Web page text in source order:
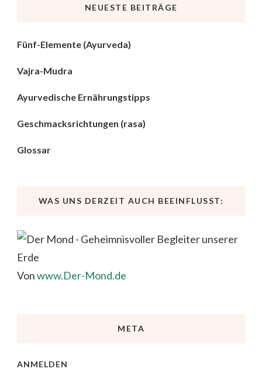
NEUESTE BEITRÄGE
Fünf-Elemente (Ayurveda)
Vajra-Mudra
Ayurvedische Ernährungstipps
Geschmacksrichtungen (rasa)
Glossar
WAS UNS DERZEIT AUCH BEEINFLUSST:
Vonwww.Der-Mond.de
META
ANMELDEN